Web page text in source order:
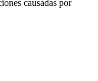
causadas por